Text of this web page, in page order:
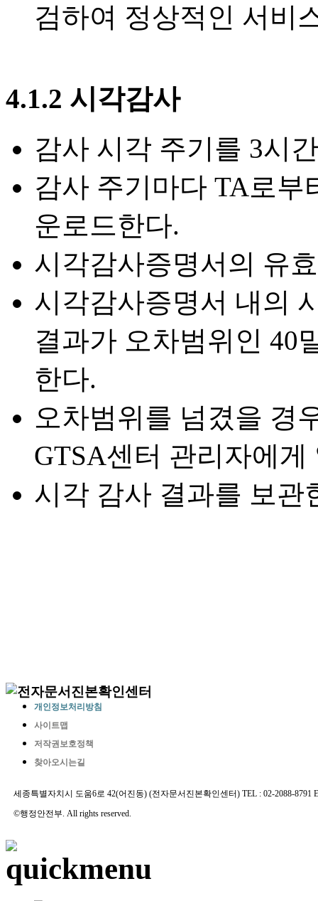
검하여 정상적인 서비
4.1.2 시각감사
감사 시각 주기를 3시
감사 주기마다 TA로부
운로드한다.
시각감사증명서의 유
시각감사증명서 내의
결과가 오차범위인 40
한다.
오차범위를 넘겼을 경
GTSA센터 관리자에
시각 감사 결과를 보관
개인정보처리방침
사이트맵
저작권보호정책
찾아오시는길
세종특별자치시 도움6로 42(어진동) (전자문서진본확인센터) TEL : 02-2088-8791
©행정안전부. All rights reserved.